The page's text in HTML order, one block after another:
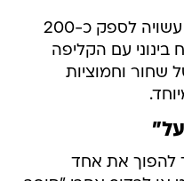
כך למשל, כוס תה ירוק אחת עשויה לספק כ-200
בינוני עם הקליפה
גם פטל שחור וחמוציות
להפוך את אחד